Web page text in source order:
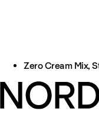
Zero Cream Mix,